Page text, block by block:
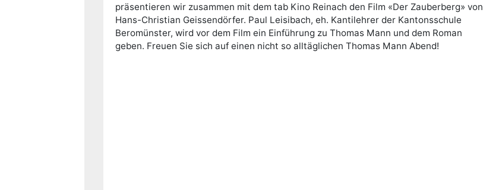
präsentieren wir zusammen mit dem tab Kino Reinach den Film «Der Zauberberg» von
Hans-Christian Geissendörfer. Paul Leisibach, eh. Kantilehrer der Kantonsschule
Beromünster, wird vor dem Film ein Einführung zu Thomas Mann und dem Roman
geben. Freuen Sie sich auf einen nicht so alltäglichen Thomas Mann Abend!